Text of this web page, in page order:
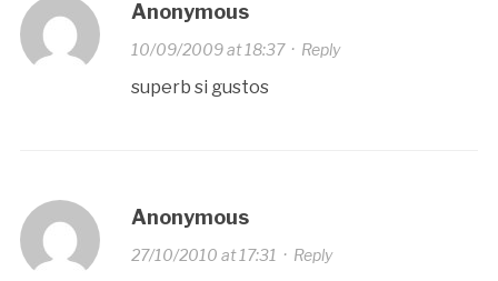
Anonymous
10/09/2009 at 18:37· Reply
superb si gustos
Anonymous
27/10/2010 at 17:31 · Reply